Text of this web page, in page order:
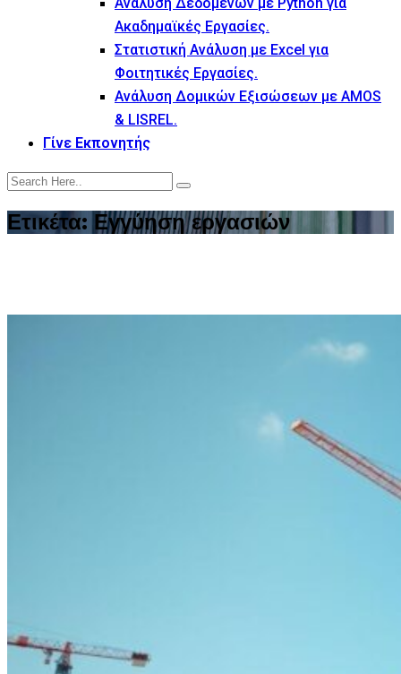
Ακαδημαϊκές Εργασίες.
Στατιστική Ανάλυση με Excel για
Φοιτητικές Εργασίες.
Ανάλυση Δομικών Εξισώσεων με AMOS
& LISREL.
Γίνε Εκπονητής
Ετικέτα: Εγγύηση εργασιών